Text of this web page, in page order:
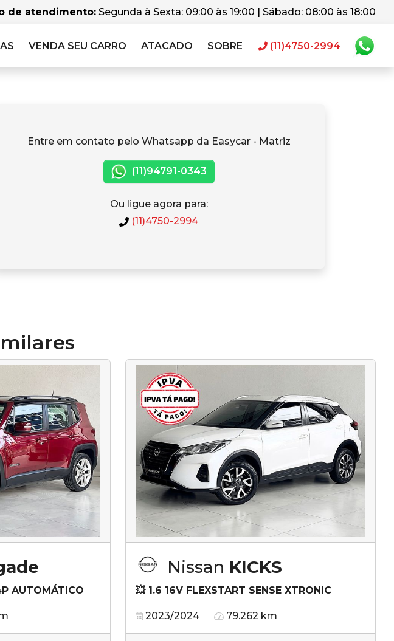
de atendimento: Segunda à Sexta: 09:00 às 19:00 | Sábado: 08:00 às 18:00
VENDA SEU CARRO ATACADO SOBRE (11)4750-2994
Entre em contato pelo Whatsapp da Easycar - Matriz
(11)94791-0343
Ou ligue agora para:
(11)4750-2994
AUTOMÁTICO
Nissan KICKS
💥 1.6 16V FLEXSTART SENSE XTRONIC
2023/2024 79.262 km